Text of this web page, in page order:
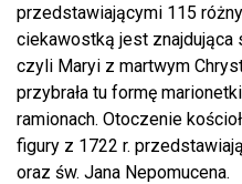
przedstawiającymi 115
ciekawostką jest znajdująca
czyli Maryi z martwym
przybrała tu formę
ramionach. Otoczenie
figury z 1722 r.
oraz św. Jana Nepomucena.